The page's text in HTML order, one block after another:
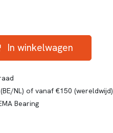
In winkelwagen
NL) of vanaf €150 (wereldwijd)
Bearing